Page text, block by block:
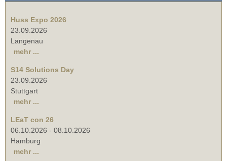
Huss Expo 2026
23.09.2026
Langenau
mehr ...
S14 Solutions Day
23.09.2026
Stuttgart
mehr ...
LEaT con 26
06.10.2026 - 08.10.2026
Hamburg
mehr ...